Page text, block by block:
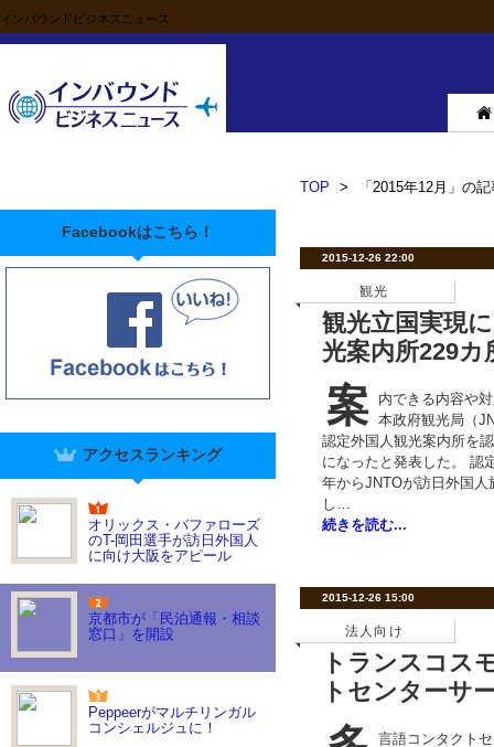
インバウンドビジネスニュース
Facebookはこちら！
アクセスランキング
オリックス・バファローズ
のT-岡田選手が訪日外国人
に向け大阪をアピール
京都市が「民泊通報・相談
窓口」を開設
Peppeerがマルチリンガル
コンシェルジュに！
TOP > 「2015年12月」の
2015-12-26 22:00
観光
観光立国実現
光案内所229カ
案
内できる内容や
本政府観光局（
認定外国人観光案内所を
になったと発表した。 認
年からJNTOが訪日外国
し…
続きを読む...
2015-12-26 15:00
法人向け
トランスコス
トセンターサ
言語コンタクト